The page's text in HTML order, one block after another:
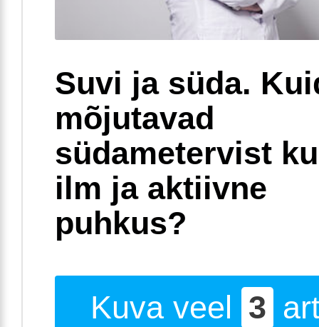
Suvi ja süda.
mõjutavad
südametervist
ilm ja aktiivne
puhkus?
Kuva veel 3